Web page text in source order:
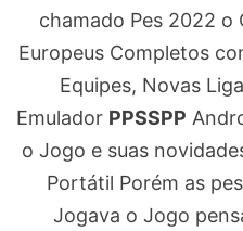
chamado Pes 2022 o
Europeus Completos
Equipes, Novas
Emulador PPSSPP
o Jogo e suas
Portátil Porém as
Jogava o Jogo